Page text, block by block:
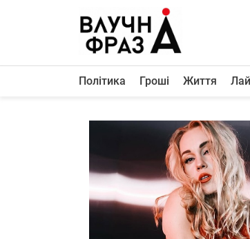
Політика
Лайфстайл
ТехноНаука
Людина
Політика Гроші Життя